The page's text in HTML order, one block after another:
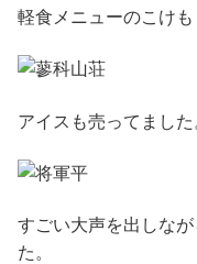
軽食メニューのこけも
アイスも売ってました
すごい大声を出しな
た。